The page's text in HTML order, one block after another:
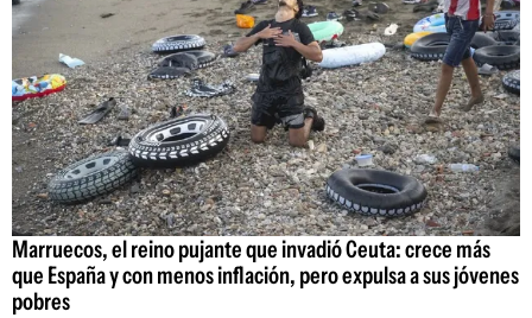
Marruecos, el reino pujante que invadió Ceuta: crece más
que España y con menos inflación, pero expulsa a sus jóvenes
pobres